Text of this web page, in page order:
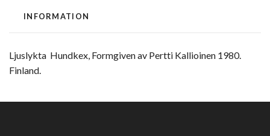
INFORMATION
Ljuslykta Hundkex, Formgiven av Pertti Kallioinen 1980.
Finland.